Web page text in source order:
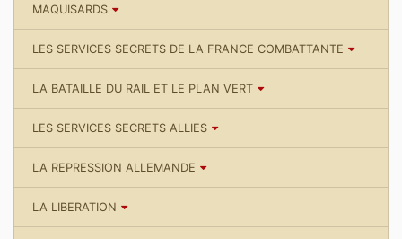
MAQUISARDS
LES SERVICES SECRETS DE LA FRANCE COMBATTANTE
LA BATAILLE DU RAIL ET LE PLAN VERT
LES SERVICES SECRETS ALLIES
LA REPRESSION ALLEMANDE
LA LIBERATION